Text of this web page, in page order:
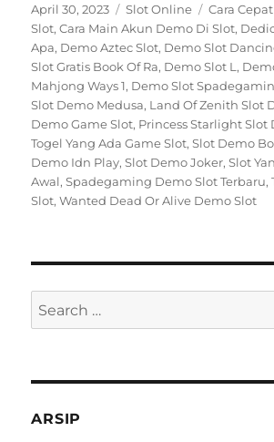
Posted
on
April 30, 2023 Categories
Slot Online Tags
Cara
Slot,Cara Main Akun Demo Di Slot,
Apa, Demo Aztec Slot, Demo Slot
Slot Gratis Book Of Ra, Demo Slot L ,
Mahjong Ways 1, Demo Slot
Slot Demo Medusa, Land Of Zenith Slot
Demo Game Slot, Princess Starlight Slot
Togel Yang Ada Game Slot,Slot Demo
Demo Idn Play,Slot Demo Joker,Slot
Awal,Spadegaming Demo Slot Terbaru,
Slot,Wanted Dead Or Alive Demo Slot
Search
for:
ARSIP